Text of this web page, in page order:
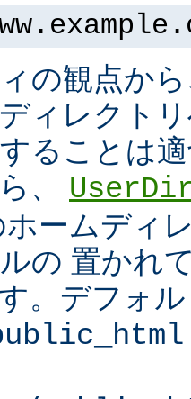
の観点か
ィレクト
ることは
、
ームディ
の 置かれ
。デフォ